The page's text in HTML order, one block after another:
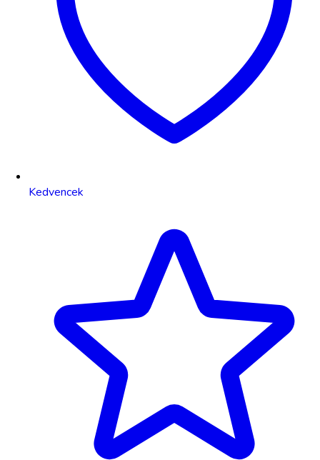
Kedvencek